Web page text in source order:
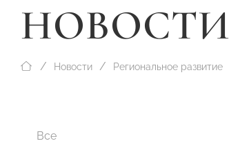
НОВОСТИ
Новости Региональное развитие
Все